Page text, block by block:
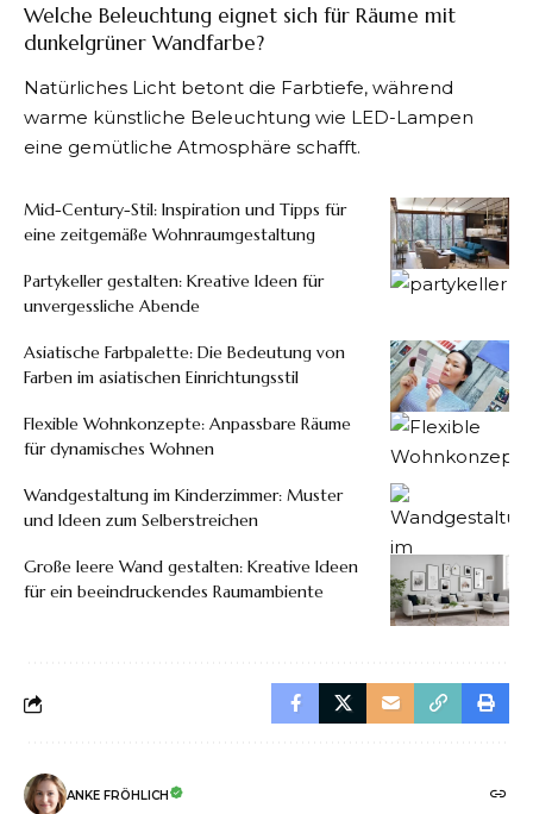
Welche Beleuchtung eignet sich für Räume mit
dunkelgrüner Wandfarbe?
Natürliches Licht betont die Farbtiefe, während
warme künstliche Beleuchtung wie LED-Lampen
eine gemütliche Atmosphäre schafft.
Mid-Century-Stil: Inspiration und Tipps für
eine zeitgemäße Wohnraumgestaltung
Partykeller gestalten: Kreative Ideen für
unvergessliche Abende
Asiatische Farbpalette: Die Bedeutung von
Farben im asiatischen Einrichtungsstil
Flexible Wohnkonzepte: Anpassbare Räume
für dynamisches Wohnen
Wandgestaltung im Kinderzimmer: Muster
und Ideen zum Selberstreichen
Große leere Wand gestalten: Kreative Ideen
für ein beeindruckendes Raumambiente
ANKE FRÖHLICH